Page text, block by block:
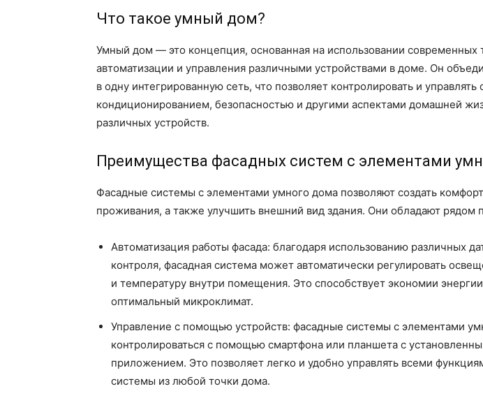
Что такое умный дом?
Умный дом — это концепция, основанная на использовании современных
автоматизации и управления различными устройствами в доме. Он
в одну интегрированную сеть, что позволяет контролировать и
кондиционированием, безопасностью и другими аспектами домашней
различных устройств.
Преимущества фасадных систем с элементами
Фасадные системы с элементами умного дома позволяют создать
проживания, а также улучшить внешний вид здания. Они обладают рядом
Автоматизация работы фасада: благодаря использованию различных
контроля, фасадная система может автоматически регулировать
и температуру внутри помещения. Это способствует экономии
оптимальный микроклимат.
Управление с помощью устройств: фасадные системы с элементами
контролироваться с помощью смартфона или планшета с
приложением. Это позволяет легко и удобно управлять всеми
системы из любой точки дома.